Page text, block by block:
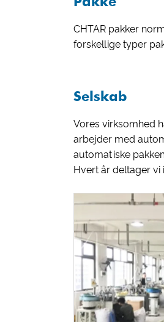
CHTAR pakker
forskellige typer
Selskab
Vores virksomhed
arbejder med
automatiske
Hvert år deltager